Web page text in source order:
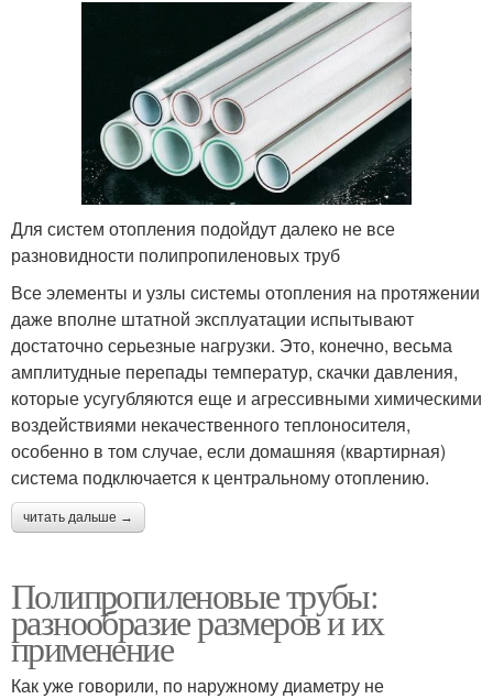
Для систем отопления подойдут далеко не все
разновидности полипропиленовых труб
Все элементы и узлы системы отопления на протяжении
даже вполне штатной эксплуатации испытывают
достаточно серьезные нагрузки. Это, конечно, весьма
амплитудные перепады температур, скачки давления,
которые усугубляются еще и агрессивными химическими
воздействиями некачественного теплоносителя,
особенно в том случае, если домашняя (квартирная)
система подключается к центральному отоплению.
читать дальше →
Полипропиленовые трубы:
разнообразие размеров и их
применение
Как уже говорили, по наружному диаметру не